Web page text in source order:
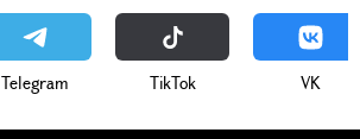
Telegram ТikТоk VK